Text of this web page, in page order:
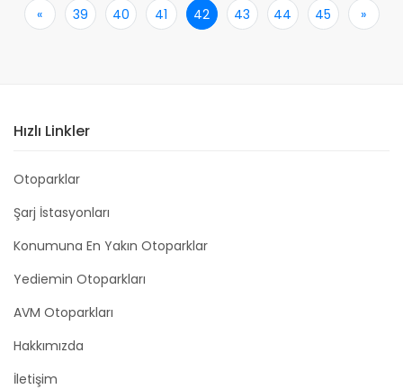
« 39 40 41 42 43 44 45 » Son
Hızlı Linkler
Otoparklar
Şarj İstasyonları
Konumuna En Yakın Otoparklar
Yediemin Otoparkları
AVM Otoparkları
Hakkımızda
İletişim